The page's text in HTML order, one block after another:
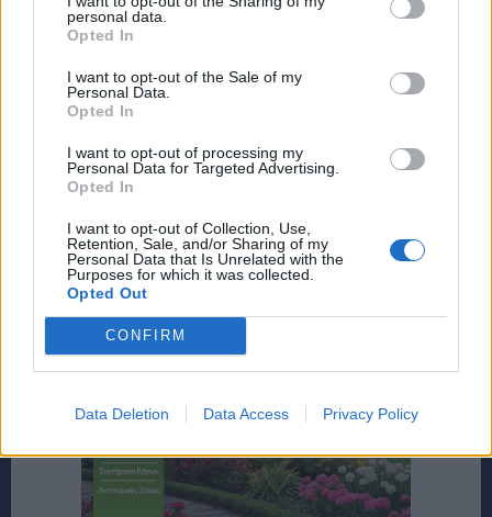
personal data.
Opted In
I want to opt-out of the Sale of my
Personal Data.
Opted In
I want to opt-out of processing my
Personal Data for Targeted Advertising.
Opted In
I want to opt-out of Collection, Use,
Retention, Sale, and/or Sharing of my
Personal Data that Is Unrelated with the
Purposes for which it was collected.
Opted Out
CONFIRM
Data Deletion Data Access Privacy Policy